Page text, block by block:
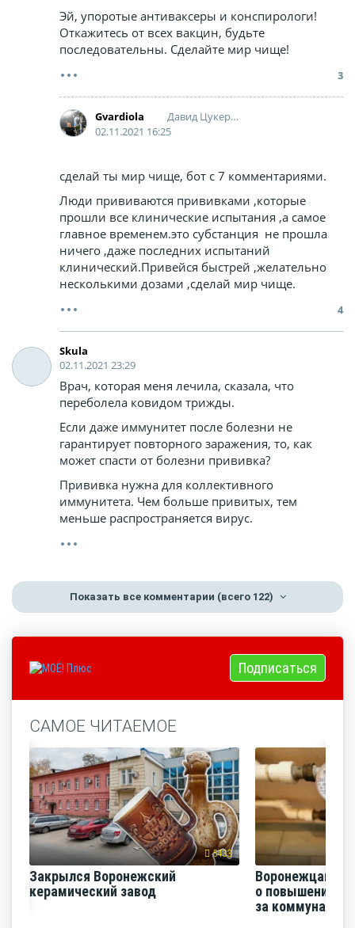
Эй, упоротые антиваксеры и конспирологи!
Откажитесь от всех вакцин, будьте
последовательны. Сделайте мир чище!
3
Gvardiola
Давид Цукерман
02.11.2021 16:25
сделай ты мир чище, бот с 7 комментариями.
Люди прививаются прививками ,которые
прошли все клинические испытания ,а самое
главное временем.это субстанция не прошла
ничего ,даже последних испытаний
клинический.Привейся быстрей ,желательно
несколькими дозами ,сделай мир чище.
4
Skula
02.11.2021 23:29
Врач, которая меня лечила, сказала, что
переболела ковидом трижды.
Если даже иммунитет после болезни не
гарантирует повторного заражения, то, как
может спасти от болезни прививка?
Прививка нужна для коллективного
иммунитета. Чем больше привитых, тем
меньше распространяется вирус.
Показать все комментарии (всего 122)
Подписаться
САМОЕ ЧИТАЕМОЕ
5433
Закрылся Воронежский
керамический завод
Воронежцам
о повышении
за